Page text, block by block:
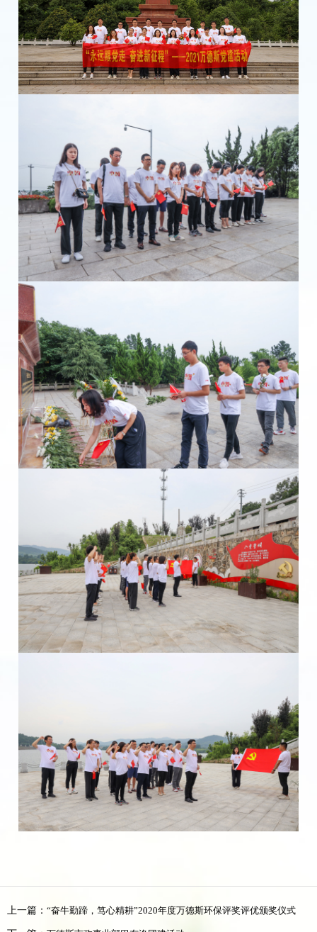
上一篇： “奋牛勤蹄，笃心精耕”2020年度万德斯环保评奖评优颁奖仪式